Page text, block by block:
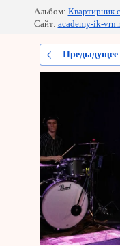
Альбом: Квартирник
Сайт: academy-ik-
Предыдущее